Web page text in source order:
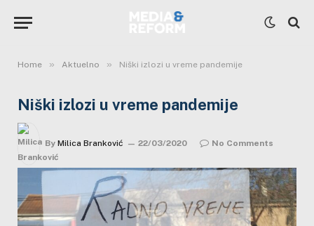
Home » Aktuelno » Niški izlozi u vreme pandemije
Niški izlozi u vreme pandemije
By Milica Branković 22/03/2020 No Comments